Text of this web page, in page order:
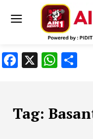
Facebook
X
Tag: